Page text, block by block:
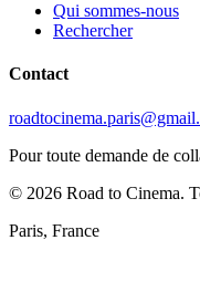
Qui sommes-nous
Rechercher
Contact
Pour toute demande de
© 2026 Road to Cinema.
Paris, France